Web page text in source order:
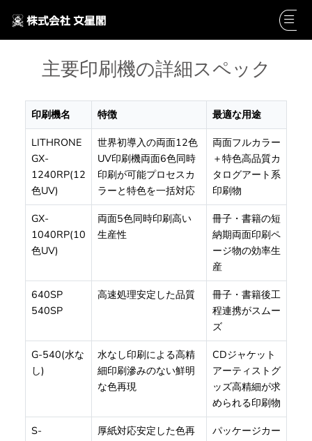
主要印刷機の詳細スペック
印刷機名 特徴
最適な用途
LITHRONE
GX-
1240RP(12
色UV)
世界初導入の両面12色
UV印刷機両面6色同時
印刷が可能プロセスカ
ラーと特色を一括対応
両面フルカラー
＋特色高品質カ
タログアート系
印刷物
GX-
1040RP(10
色UV)
両面5色同時印刷高い
生産性
冊子・書籍の短
納期両面印刷ペ
ージ物の効率生
産
640SP
540SP
高速処理安定した品質
冊子・書籍後工
程連携がスムー
ズ
G-540(水な
し)
水なし印刷による高精
細印刷滲みのない鮮明
な色再現
CDジャケット
アーティストグ
ッズ高精細が求
められる印刷物
S-
厚紙対応安定した色再
パッケージカー